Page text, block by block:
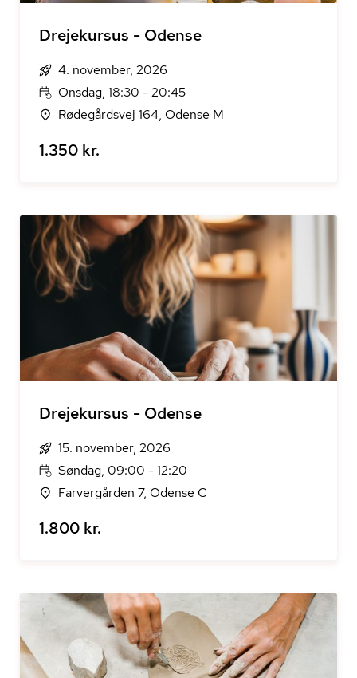
Drejekursus - Odense
4. november, 2026
Onsdag, 18:30 - 20:45
Rødegårdsvej 164, Odense M
1.350 kr.
Drejekursus - Odense
15. november, 2026
Søndag, 09:00 - 12:20
Farvergården 7, Odense C
1.800 kr.